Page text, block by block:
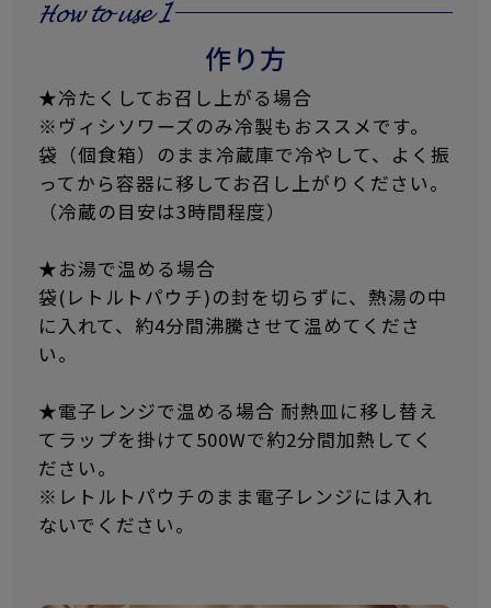
作り方
★冷たくしてお召し上がる場合
※ヴィシソワーズのみ冷製もおススメです。
袋（個食箱）のまま冷蔵庫で冷やして、よく振
ってから容器に移してお召し上がりください。
（冷蔵の目安は3時間程度）
★お湯で温める場合
袋(レトルトパウチ)の封を切らずに、熱湯の中
に入れて、約4分間沸騰させて温めてくださ
い。
★電子レンジで温める場合 耐熱皿に移し替え
てラップを掛けて500Wで約2分間加熱してく
ださい。
※レトルトパウチのまま電子レンジには入れ
ないでください。